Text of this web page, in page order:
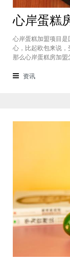
心岸蛋糕加盟项目
心，比起欧包来说，
那么心岸蛋糕房加盟
要不就是流行可颂，
资讯